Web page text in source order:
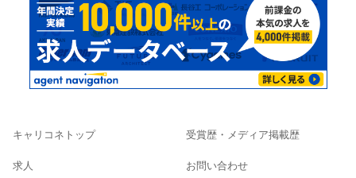
キャリコネトップ
求人
受賞歴・メディア掲載歴
お問い合わせ